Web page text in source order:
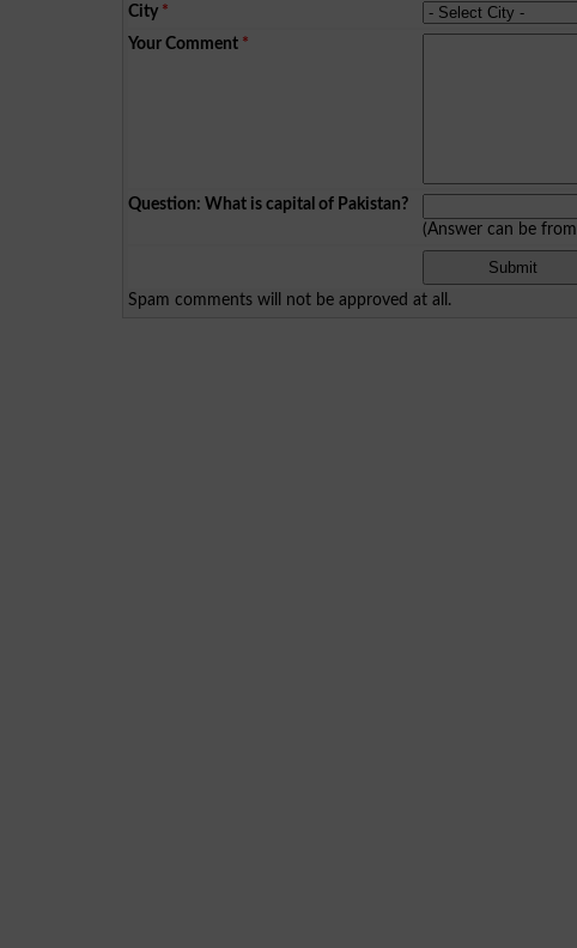
City *
Your Comment *
Question: What is capital of Pakistan?
(Answer can be from
Spam comments will not be approved at all.